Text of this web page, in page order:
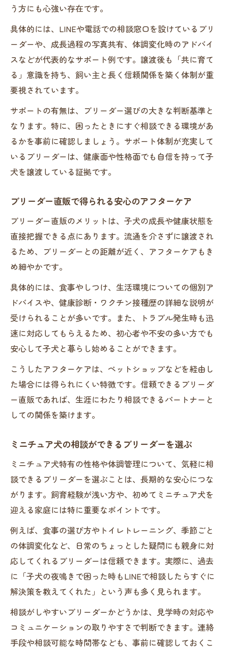
う方にも心強い存在です。
具体的には、LINEや電話での相談窓口を設けているブリ
ーダーや、成長過程の写真共有、体調変化時のアドバイ
スなどが代表的なサポート例です。譲渡後も「共に育て
る」意識を持ち、飼い主と長く信頼関係を築く体制が重
要視されています。
サポートの有無は、ブリーダー選びの大きな判断基準と
なります。特に、困ったときにすぐ相談できる環境があ
るかを事前に確認しましょう。サポート体制が充実して
いるブリーダーは、健康面や性格面でも自信を持って子
犬を譲渡している証拠です。
ブリーダー直販で得られる安心のアフターケア
ブリーダー直販のメリットは、子犬の成長や健康状態を
直接把握できる点にあります。流通を介さずに譲渡され
るため、ブリーダーとの距離が近く、アフターケアもき
め細やかです。
具体的には、食事やしつけ、生活環境についての個別ア
ドバイスや、健康診断・ワクチン接種歴の詳細な説明が
受けられることが多いです。また、トラブル発生時も迅
速に対応してもらえるため、初心者や不安の多い方でも
安心して子犬と暮らし始めることができます。
こうしたアフターケアは、ペットショップなどを経由し
た場合には得られにくい特徴です。信頼できるブリーダ
ー直販であれば、生涯にわたり相談できるパートナーと
しての関係を築けます。
ミニチュア犬の相談ができるブリーダーを選ぶ
ミニチュア犬特有の性格や体調管理について、気軽に相
談できるブリーダーを選ぶことは、長期的な安心につな
がります。飼育経験が浅い方や、初めてミニチュア犬を
迎える家庭には特に重要なポイントです。
例えば、食事の選び方やトイレトレーニング、季節ごと
の体調変化など、日常のちょっとした疑問にも親身に対
応してくれるブリーダーは信頼できます。実際に、過去
に「子犬の夜鳴きで困った時もLINEで相談したらすぐに
解決策を教えてくれた」という声も多く見られます。
相談がしやすいブリーダーかどうかは、見学時の対応や
コミュニケーションの取りやすさで判断できます。連絡
手段や相談可能な時間帯なども、事前に確認しておくこ